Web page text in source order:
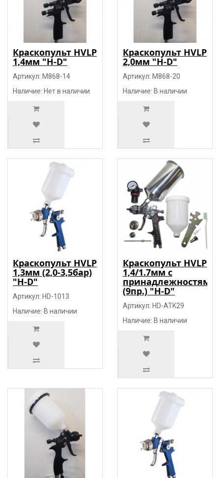
Краскопульт HVLP
1,4мм "H-D"
Артикул: M868-14
Наличие: Нет в наличии
Краскопульт HVLP
2,0мм "H-D"
Артикул: M868-20
Наличие: В наличии
Краскопульт HVLP
1,3мм (2,0-3,5бар)
"H-D"
Артикул: HD-1013
Наличие: В наличии
Краскопульт HVLP
1,4/1.7мм с
принадлежностями
(9пр.) "H-D"
Артикул: HD-ATK29
Наличие: В наличии